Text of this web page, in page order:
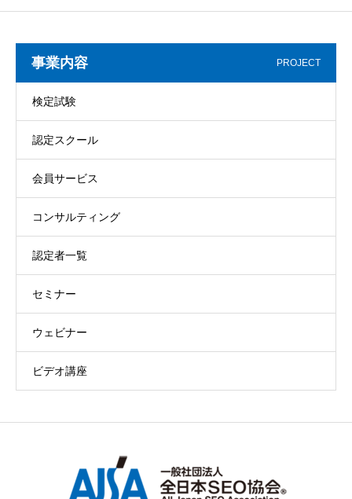
事業内容 PROJECT
検定試験
認定スクール
会員サービス
コンサルティング
認定者一覧
セミナー
ウェビナー
ビデオ講座